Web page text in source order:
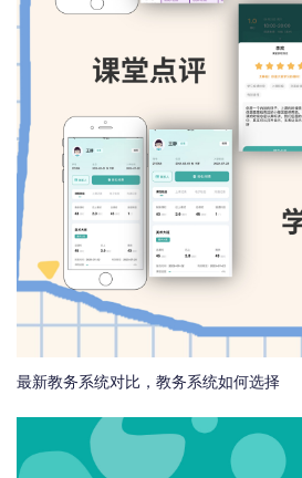
最新教务系统对比，教务系统如何选择